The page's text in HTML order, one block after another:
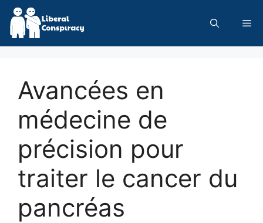
Skip
content
Avancées en
médecine de
précision pour
traiter le cancer du
pancréas